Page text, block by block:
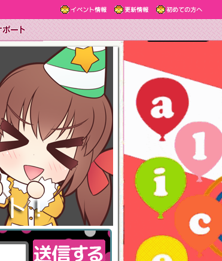
イベント情報 更新情報 初めての方へ